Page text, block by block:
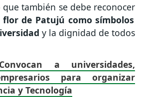
también se debe reconocer
de Patujú como símbolos
y la dignidad de todos
Convocan a universidades,
para organizar
y Tecnología